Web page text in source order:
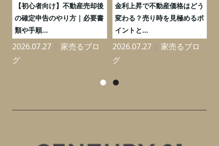
【初心者向け】不動産売却後
の確定申告のやり方｜必要書
類や手順...
2026.07.27
家売るブロ
グ
金利上昇で不動産価格はどう
変わる？売り時を見極めるポ
イントと...
2026.07.27
家売るブロ
グ